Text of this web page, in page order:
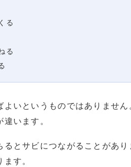
る
る
いというものではありませ
います。
とサビにつながることがあ
す。